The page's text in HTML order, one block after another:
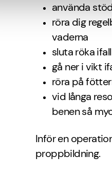
använda
röra dig
vaderna
sluta röka
gå ner i vikt
röra på
vid långa
benen så
Inför en
proppbildning.